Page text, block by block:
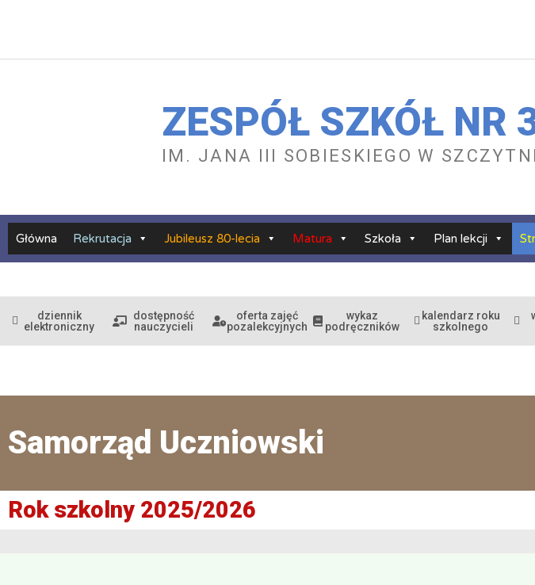
ZESPÓŁ SZKÓŁ NR
IM. JANA III SOBIESKIEGO W
Główna Rekrutacja Jubileusz 80-lecia Matura Szkoła Plan lekcji
dziennik
elektroniczny
dostępność
nauczycieli
oferta zajęć
pozalekcyjnych
wykaz
podręczników
kalendarz roku
szkolnego
Samorząd Uczniowski
Rok szkolny 2025/2026